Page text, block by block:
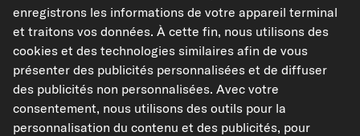
Voir l'article
Matériel
FPM (caoutchouc
fluoré)
Afficher les références constructeur (N° OEM)
enregistrons les informations de votre appareil terminal
et traitons vos données. À cette fin, nous utilisons des
cookies et des technologies similaires afin de vous
présenter des publicités personnalisées et de diffuser
des publicités non personnalisées. Avec votre
consentement, nous utilisons des outils pour la
personnalisation du contenu et des publicités, pour